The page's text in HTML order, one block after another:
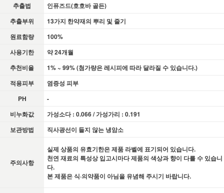
추출법
인퓨즈드(호호바 골든)
추출부위
13가지 한약재의 뿌리 및 줄기
원료함량
100%
사용기한
약 24개월
추천비율
1% ~ 99% (첨가량은 레시피에 따라 달라질 수 있습니다.)
적용피부
염증성 피부
PH
-
비누화값
가성소다 : 0.066 / 가성가리 : 0.191
보관방법
직사광선이 들지 않는 냉암소
주의사항
실제 상품의 유효기한은 제품 라벨에 표기되어 있습니다.
천연 재료의 특성상 입고시마다 제품의 색상과 향이 다를 수 있습니
다.
본 제품은 식·의약품이 아님을 유념해 주시기 바랍니다.